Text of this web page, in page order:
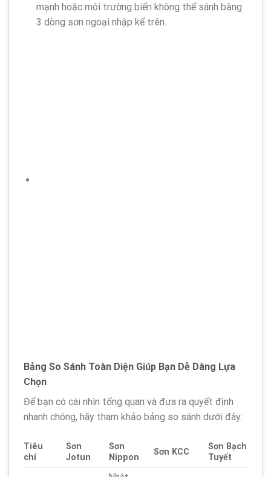
mạnh hoặc môi trường biển không thể sánh bằng
3 dòng sơn ngoại nhập kể trên.
Bảng So Sánh Toàn Diện Giúp Bạn Dễ Dàng Lựa
Chọn
Để bạn có cái nhìn tổng quan và đưa ra quyết định
nhanh chóng, hãy tham khảo bảng so sánh dưới đây:
Tiêu
chí
Sơn
Jotun
Sơn
Nippon
Sơn KCC
Sơn Bạch
Tuyết